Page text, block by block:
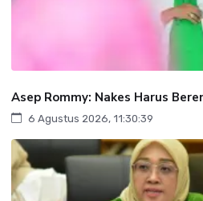
Asep Rommy: Nakes Harus
6 Agustus 2026, 11:30:39